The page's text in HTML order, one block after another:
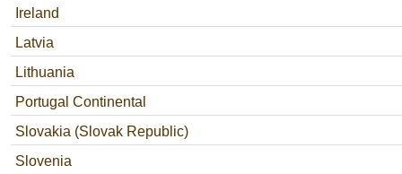
Ireland
Latvia
Lithuania
Portugal Continental
Slovakia (Slovak Republic)
Slovenia